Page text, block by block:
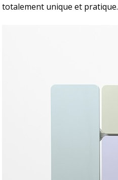
totalement unique et pratique.